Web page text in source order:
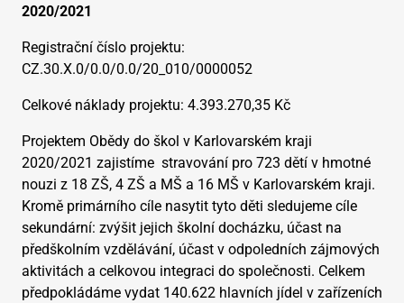
2020/2021
Registrační číslo projektu:
CZ.30.X.0/0.0/0.0/20_010/0000052
Celkové náklady projektu: 4.393.270,35 Kč
Projektem Obědy do škol v Karlovarském kraji
2020/2021 zajistíme stravování pro 723 dětí v hmotné
nouzi z 18 ZŠ, 4 ZŠ a MŠ a 16 MŠ v Karlovarském kraji.
Kromě primárního cíle nasytit tyto děti sledujeme cíle
sekundární: zvýšit jejich školní docházku, účast na
předškolním vzdělávání, účast v odpoledních zájmových
aktivitách a celkovou integraci do společnosti. Celkem
předpokládáme vydat 140.622 hlavních jídel v zařízeních